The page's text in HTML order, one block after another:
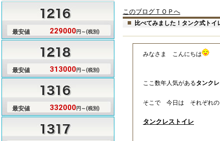
このブログＴＯＰへ
比べてみました！タンク式トイ
みなさま こんにちは
ここ数年人気があるタンク
そこで 今日は それぞれの
タンクレストイレ
最安値 229000円～(税別)
最安値 313000円～(税別)
最安値 332000円～(税別)